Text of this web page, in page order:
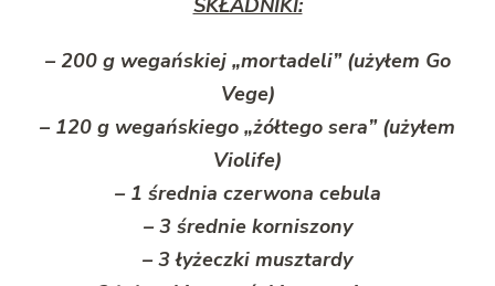
SKŁADNIKI:
– 200 g wegańskiej „mortadeli” (użyłem Go
Vege)
– 120 g wegańskiego „żółtego sera” (użyłem
Violife)
– 1 średnia czerwona cebula
– 3 średnie korniszony
– 3 łyżeczki musztardy